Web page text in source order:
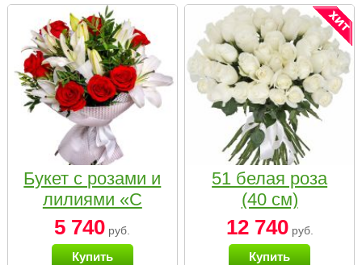
Букет с розами и
лилиями «С
наилучшими
пожеланиями»
5 740 руб.
Купить
51 белая роза
(40 см)
12 740руб.
Купить